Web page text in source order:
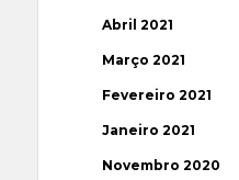
Abril 2021
Março 2021
Fevereiro 2021
Janeiro 2021
Novembro 2020